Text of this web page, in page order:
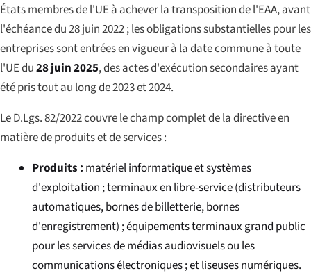
États membres de l'UE à achever la transposition de l'EAA, avant
l'échéance du 28 juin 2022 ; les obligations substantielles pour les
entreprises sont entrées en vigueur à la date commune à toute
l'UE du28 juin 2025, des actes d'exécution secondaires ayant
été pris tout au long de 2023 et 2024.
Le D.Lgs. 82/2022 couvre le champ complet de la directive en
matière de produits et de services :
Produits : matériel informatique et systèmes
d'exploitation ; terminaux en libre-service (distributeurs
automatiques, bornes de billetterie, bornes
d'enregistrement) ; équipements terminaux grand public
pour les services de médias audiovisuels ou les
communications électroniques ; et liseuses numériques.